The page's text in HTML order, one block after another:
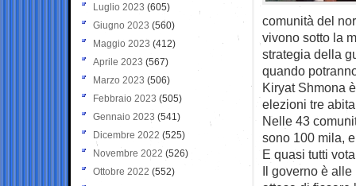
comunità del
vivono sotto la
strategia della
quando
Kiryat Shmona
elezioni tre
Nelle 43
sono 100 mila,
E quasi tutti
Il governo è
Luglio 2023 (605)
Giugno 2023 (560)
Maggio 2023 (412)
Aprile 2023 (567)
Marzo 2023 (506)
Febbraio 2023 (505)
Gennaio 2023 (541)
Dicembre 2022 (525)
Novembre 2022 (526)
Ottobre 2022 (552)